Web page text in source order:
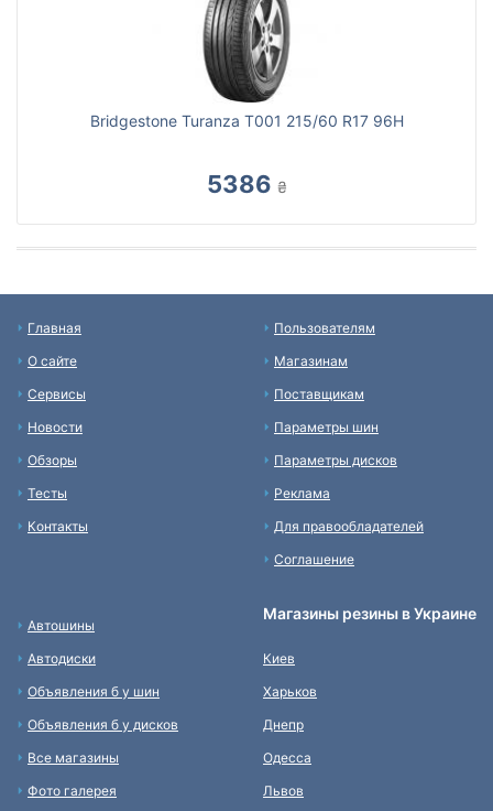
Bridgestone Turanza T001 215/60 R17 96H
5386 ₴
Главная
О сайте
Сервисы
Новости
Обзоры
Тесты
Контакты
Пользователям
Магазинам
Поставщикам
Параметры шин
Параметры дисков
Реклама
Для правообладателей
Соглашение
Автошины
Автодиски
Объявления б у шин
Объявления б у дисков
Все магазины
Фото галерея
Магазины резины в Украине
Киев
Харьков
Днепр
Одесса
Львов